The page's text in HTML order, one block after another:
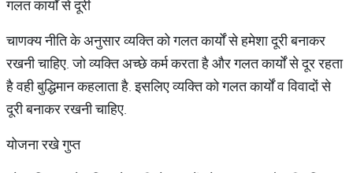
गलत कार्यों से दूरी
चाणक्य नीति के अनुसार व्यक्ति को गलत कार्यों से हमेशा दूरी बनाकर
रखनी चाहिए. जो व्यक्ति अच्छे कर्म करता है और गलत कार्यों से दूर रहता
है वही बुद्धिमान कहलाता है. इसलिए व्यक्ति को गलत कार्यों व विवादों से
दूरी बनाकर रखनी चाहिए.
योजना रखे गुप्त